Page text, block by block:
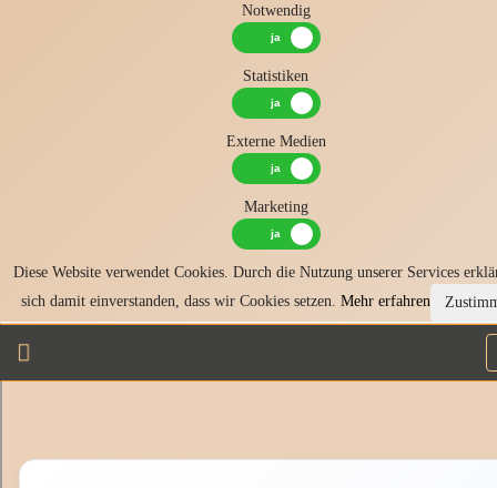
Notwendig
Statistiken
Externe Medien
Marketing
Diese Website verwendet Cookies. Durch die Nutzung unserer Services
sich damit einverstanden, dass wir Cookies setzen. Mehr erfahren